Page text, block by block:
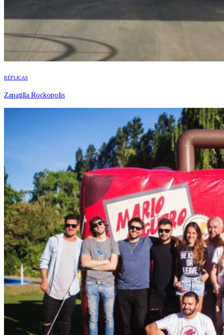
RÉPLICAS
Zapatilla Rockopolis